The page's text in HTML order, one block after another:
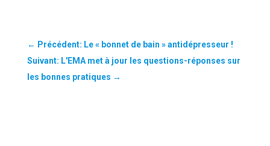
← Précédent: Le « bonnet de bain » antidépresseur !
Suivant: L'EMA met à jour les questions-réponses sur
les bonnes pratiques →